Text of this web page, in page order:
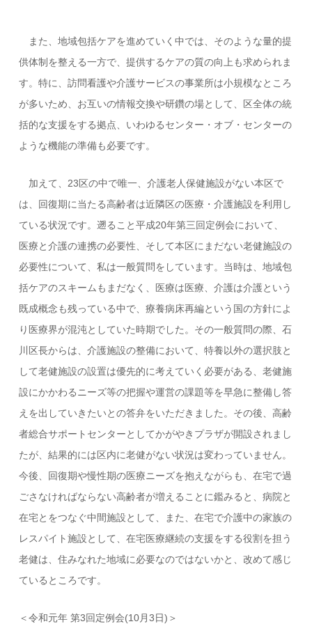
また、地域包括ケアを進めていく中では、そのような量的提
供体制を整える一方で、提供するケアの質の向上も求められま
す。特に、訪問看護や介護サービスの事業所は小規模なところ
が多いため、お互いの情報交換や研鑽の場として、区全体の統
括的な支援をする拠点、いわゆるセンター・オブ・センターの
ような機能の準備も必要です。
加えて、23区の中で唯一、介護老人保健施設がない本区で
は、回復期に当たる高齢者は近隣区の医療・介護施設を利用し
ている状況です。遡ること平成20年第三回定例会において、
医療と介護の連携の必要性、そして本区にまだない老健施設の
必要性について、私は一般質問をしています。当時は、地域包
括ケアのスキームもまだなく、医療は医療、介護は介護という
既成概念も残っている中で、療養病床再編という国の方針によ
り医療界が混沌としていた時期でした。その一般質問の際、石
川区長からは、介護施設の整備において、特養以外の選択肢と
して老健施設の設置は優先的に考えていく必要がある、老健施
設にかかわるニーズ等の把握や運営の課題等を早急に整備し答
えを出していきたいとの答弁をいただきました。その後、高齢
者総合サポートセンターとしてかがやきプラザが開設されまし
たが、結果的には区内に老健がない状況は変わっていません。
今後、回復期や慢性期の医療ニーズを抱えながらも、在宅で過
ごさなければならない高齢者が増えることに鑑みると、病院と
在宅とをつなぐ中間施設として、また、在宅で介護中の家族の
レスパイト施設として、在宅医療継続の支援をする役割を担う
老健は、住みなれた地域に必要なのではないかと、改めて感じ
ているところです。
＜令和元年 第3回定例会(10月3日)＞